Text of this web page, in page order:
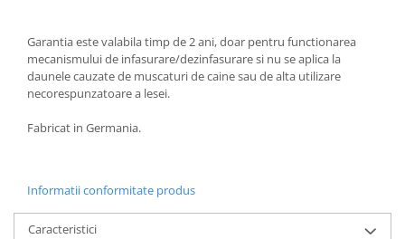
Garantia este valabila timp de 2 ani, doar pentru functionarea
mecanismului de infasurare/dezinfasurare si nu se aplica la
daunele cauzate de muscaturi de caine sau de alta utilizare
necorespunzatoare a lesei.
Fabricat in Germania.
Informatii conformitate produs
Caracteristici